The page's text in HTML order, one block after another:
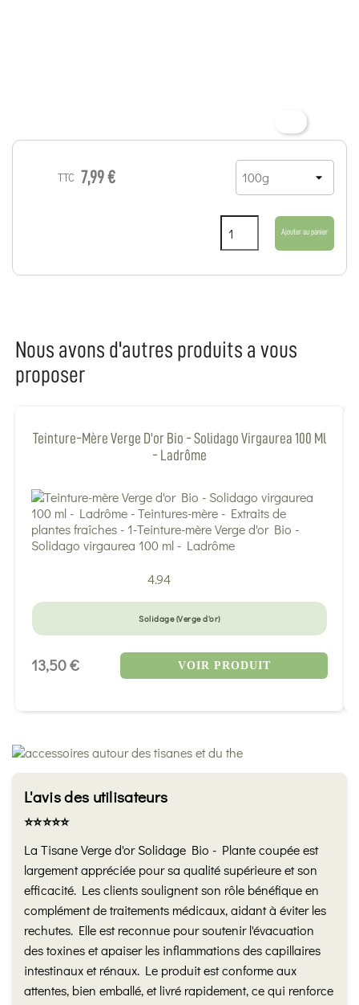
TTC 7,99 €
Ajouter au panier
L'avis des utilisateurs
⭐️⭐️⭐️⭐️⭐️
La Tisane Verge d'or Solidage Bio - Plante coupée est
largement appréciée pour sa qualité supérieure et son
efficacité. Les clients soulignent son rôle bénéfique en
complément de traitements médicaux, aidant à éviter les
rechutes. Elle est reconnue pour soutenir l'évacuation
des toxines et apaiser les inflammations des capillaires
intestinaux et rénaux. Le produit est conforme aux
attentes, bien emballé, et livré rapidement, ce qui renforce
Nous avons d'autres produits a vous
proposer
Teinture-Mère Verge D'or Bio - Solidago Virgaurea 100 Ml
- Ladrôme
4.94
Solidage (Verge d'or)
13,50 € VOIR PRODUIT